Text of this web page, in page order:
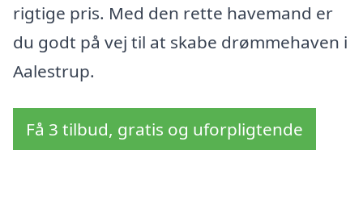
rigtige pris. Med den rette havemand er
du godt på vej til at skabe drømmehaven i
Aalestrup.
Få 3 tilbud, gratis og uforpligtende